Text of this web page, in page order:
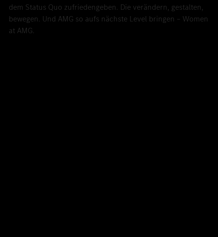
dem Status Quo zufriedengeben. Die verändern, gestalten,
bewegen. Und AMG so aufs nächste Level bringen – Women
at AMG.